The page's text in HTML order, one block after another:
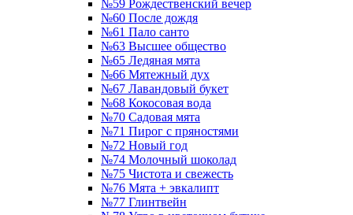
№59 Рождественский вечер
№60 После дождя
№61 Пало санто
№63 Высшее общество
№65 Ледяная мята
№66 Мятежный дух
№67 Лавандовый букет
№68 Кокосовая вода
№70 Садовая мята
№71 Пирог с пряностями
№72 Новый год
№74 Молочный шоколад
№75 Чистота и свежесть
№76 Мята + эвкалипт
№77 Глинтвейн